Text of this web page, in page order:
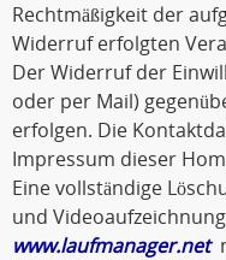
Rechtmäßigkeit der
Widerruf erfolgten
Der Widerruf der
oder per Mail)
erfolgen. Die
Impressum dieser
Eine vollständige
und
www.laufmanager.net